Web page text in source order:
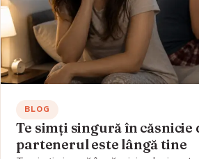
BLOG
Te simți singură în căsnicie
partenerul este lângă tine